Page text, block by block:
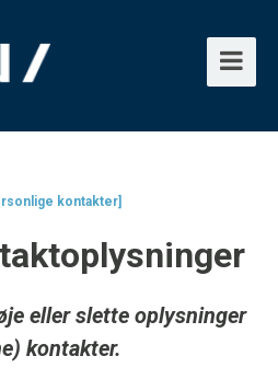
kontakter]
eller slette oplysninger
kontakter.